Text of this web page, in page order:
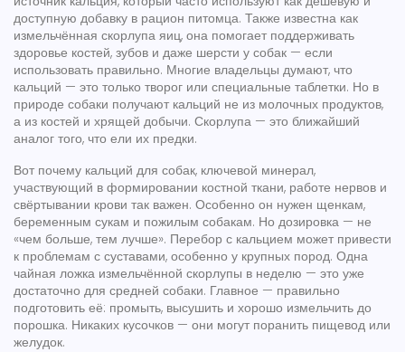
доступную добавку в рацион питомца. Также известна как
измельчённая скорлупа яиц, она помогает поддерживать
здоровье костей, зубов и даже шерсти у собак — если
использовать правильно. Многие владельцы думают, что
кальций — это только творог или специальные таблетки. Но в
природе собаки получают кальций не из молочных продуктов,
а из костей и хрящей добычи. Скорлупа — это ближайший
аналог того, что ели их предки.
Вот почему кальций для собак, ключевой минерал,
участвующий в формировании костной ткани, работе нервов и
свёртывании крови так важен. Особенно он нужен щенкам,
беременным сукам и пожилым собакам. Но дозировка — не
«чем больше, тем лучше». Перебор с кальцием может привести
к проблемам с суставами, особенно у крупных пород. Одна
чайная ложка измельчённой скорлупы в неделю — это уже
достаточно для средней собаки. Главное — правильно
подготовить её: промыть, высушить и хорошо измельчить до
порошка. Никаких кусочков — они могут поранить пищевод или
желудок.